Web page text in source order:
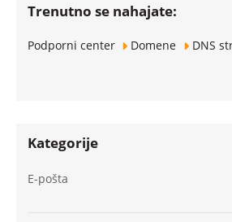
Trenutno se nahajate:
Podporni center Domene DNS
Kategorije
E-pošta